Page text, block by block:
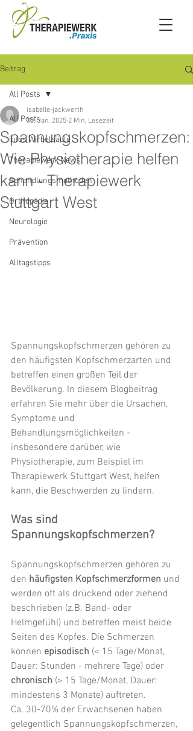
Beitrag
All Posts
Infos Wirbelsäule
Therapiewerk News
Behandlungsmethoden
Orthopädie
Neurologie
Prävention
Alltagstipps
All Posts
Spannungskopfschmerzen:
Wie Physiotherapie helfen
kann - Therapiewerk
Stuttgart West
isabelle-jackwerth
30. Jan. 2025 2 Min. Lesezeit
Spannungskopfschmerzen gehören zu
den häufigsten Kopfschmerzarten und
betreffen einen großen Teil der
Bevölkerung. In diesem Blogbeitrag
erfahren Sie mehr über die Ursachen,
Symptome und
Behandlungsmöglichkeiten -
insbesondere darüber, wie
Physiotherapie, zum Beispiel im
Therapiewerk Stuttgart West, helfen
kann, die Beschwerden zu lindern.
Was sind
Spannungskopfschmerzen?
Spannungskopfschmerzen gehören zu
den häufigsten Kopfschmerzformen und
werden oft als drückend oder ziehend
beschrieben (z.B. Band- oder
Helmgefühl) und betreffen meist beide
Seiten des Kopfes. Die Schmerzen
können episodisch (< 15 Tage/Monat,
Dauer: Stunden - mehrere Tage) oder
chronisch (> 15 Tage/Monat, Dauer:
mindestens 3 Monate) auftreten.
Ca. 30-70% der Erwachsenen haben
gelegentlich Spannungskopfschmerzen,